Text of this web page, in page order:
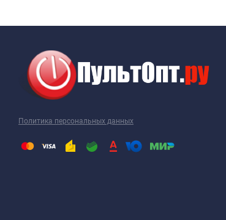
Политика персональных данных